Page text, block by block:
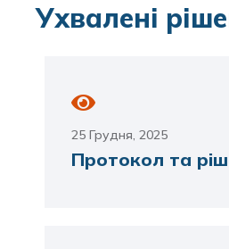
Ухвалені
25 Грудня, 2025
Протокол та